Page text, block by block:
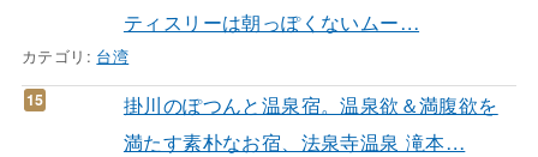
ティスリーは朝っぽくないムー…
カテゴリ: 台湾
掛川のぽつんと温泉宿。温泉欲＆満腹欲を
満たす素朴なお宿、法泉寺温泉 滝本…